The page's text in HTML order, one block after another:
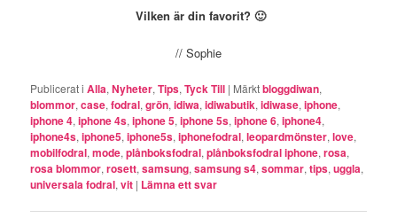
Vilken är din favorit? 🙂
// Sophie
Publicerat i Alla,Nyheter,Tips,Tyck Till | Märktbloggdiwan,
blommor,case,fodral,grön,idiwa,idiwabutik,idiwase,iphone,
iphone 4,iphone 4s,iphone 5,iphone 5s,iphone 6,iphone4,
iphone4s,iphone5,iphone5s,iphonefodral,leopardmönster,love,
mobilfodral,mode,plånboksfodral,plånboksfodral iphone,rosa,
rosa blommor,rosett,samsung,samsung s4,sommar,tips,uggla,
universala fodral,vit | Lämna ett svar